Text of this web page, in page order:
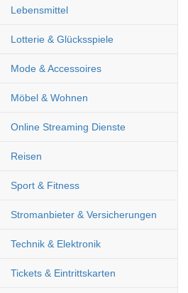
Lebensmittel
Lotterie & Glücksspiele
Mode & Accessoires
Möbel & Wohnen
Online Streaming Dienste
Reisen
Sport & Fitness
Stromanbieter & Versicherungen
Technik & Elektronik
Tickets & Eintrittskarten